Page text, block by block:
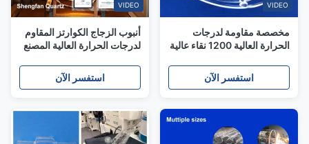
VIDEO
مخصصة مقاومة لدرجات
الحرارة العالية 1200 نقاء عالية
استفسر الآن
VIDEO
أنبوب الزجاج الكوارتز المقاوم
لدرجات الحرارة العالية المصنع
درجة مئوية درجة الحرارة
استفسر الآن